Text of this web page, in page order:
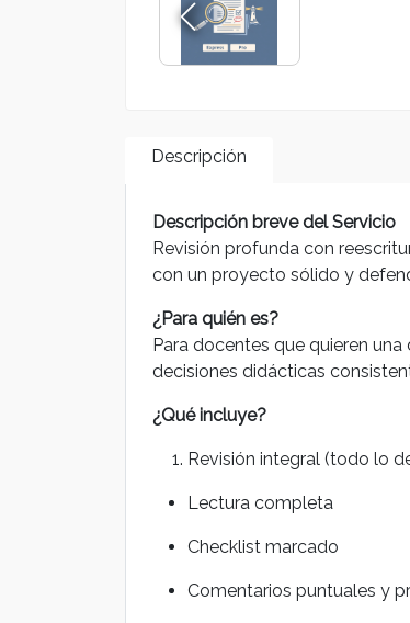
Descripción
Descripción breve del Servicio
Revisión profunda con
con un proyecto sólido y
¿Para quién es?
Para docentes que quieren
decisiones didácticas
¿Qué incluye?
Revisión integral (todo lo
Lectura completa
Checklist marcado
Comentarios puntuales y